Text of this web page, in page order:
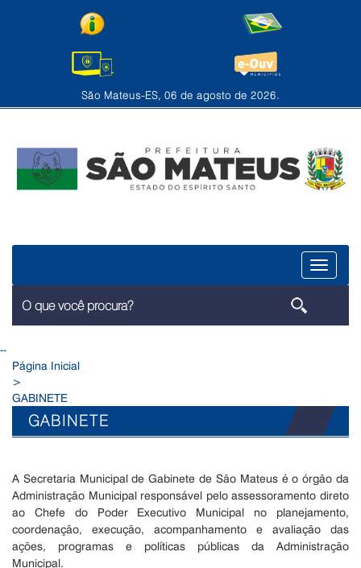
São Mateus-ES, 06 de agosto de 2026.
Menu
--
Página Inicial
>
GABINETE
GABINETE
A Secretaria Municipal de Gabinete de São Mateus é o órgão da
Administração Municipal responsável pelo assessoramento direto
ao Chefe do Poder Executivo Municipal no planejamento,
coordenação, execução, acompanhamento e avaliação das
ações, programas e políticas públicas da Administração
Municipal.